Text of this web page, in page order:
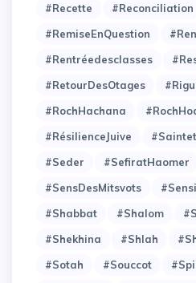
#Recette
#Reconciliation
#RemiseEnQuestion
#Rentréedesclasses
#RetourDesOtages
#RochHachana
#RésilienceJuive
#Seder
#SefiratHaomer
#SensDesMitsvots
#Shabbat
#Shalom
#Shekhina
#Shlah
#Sotah
#Souccot